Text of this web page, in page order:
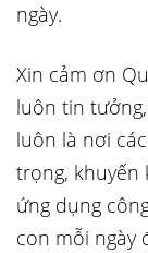
ngày.
Xin cảm ơn
luôn tin
luôn là nơi
trọng, khuyến
ứng dụng
con mỗi ngày